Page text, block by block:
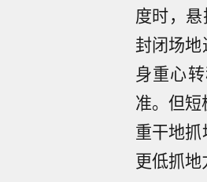
度时，
封闭场
身重心
准。但
重干地
更低抓地